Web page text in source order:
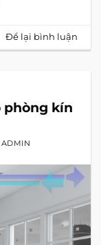
Để lại bình luận
phòng kín
ADMIN